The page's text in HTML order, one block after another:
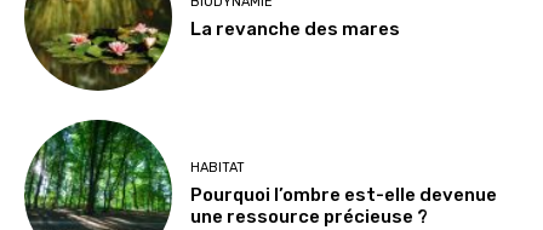
La revanche des mares
HABITAT
Pourquoi l’ombre est-elle devenue
une ressource précieuse ?